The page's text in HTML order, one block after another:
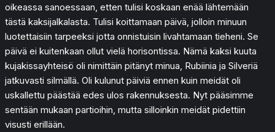
oikeassa sanoessaan, etten tulisi koskaan enää lähtemään
tästä kaksijalkalasta. Tulisi koittamaan päivä, jolloin minuun
luotettaisiin tarpeeksi jotta onnistuisin livahtamaan tieheni. Se
päivä ei kuitenkaan ollut vielä horisontissa. Nämä kaksi kuuta
kujakissayhteisö oli nimittäin pitänyt minua, Rubiinia ja Silveriä
jatkuvasti silmällä. Oli kulunut päiviä ennen kuin meidät oli
uskallettu päästää edes ulos rakennuksesta. Nyt pääsimme
sentään mukaan partioihin, mutta silloinkin meidät pidettiin
visusti erillään.